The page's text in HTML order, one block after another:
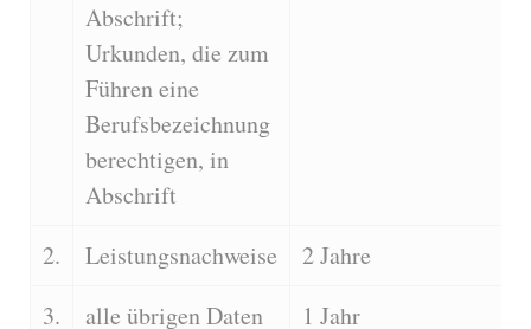
Abschrift;
Urkunden, die zum
Führen eine
Berufsbezeichnung
berechtigen, in
Abschrift
2. Leistungsnachweise
2 Jahre
3.
alle übrigen Daten 1 Jahr